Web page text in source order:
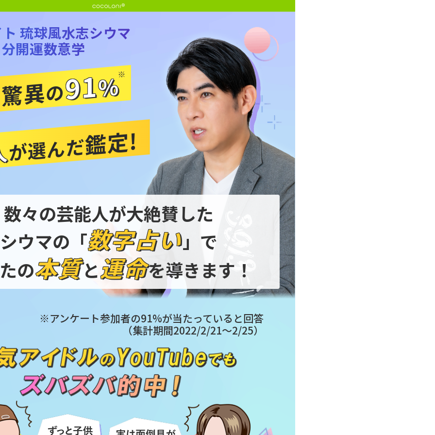
琉球風水志シウマ
開運数意学
が選んだ鑑定!
異の91%※
※アンケート参加者の91%が当たっていると回答
（集計期間2022/2/21～2/25）
数々の芸能人が大絶賛した
シウマの「数字占い」で
の本質と運命を導きます！